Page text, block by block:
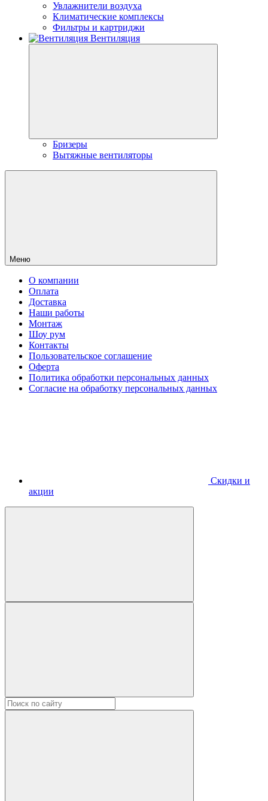
Увлажнители воздуха
Климатические комплексы
Фильтры и картриджи
Вентиляция
Бризеры
Вытяжные вентиляторы
Меню
О компании
Оплата
Доставка
Наши работы
Монтаж
Шоу рум
Контакты
Пользовательское соглашение
Оферта
Политика обработки персональных данных
Согласие на обработку персональных данных
Скидки и
акции